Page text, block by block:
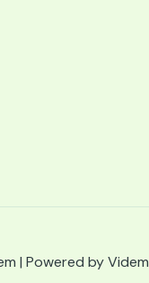
| Powered by Videm